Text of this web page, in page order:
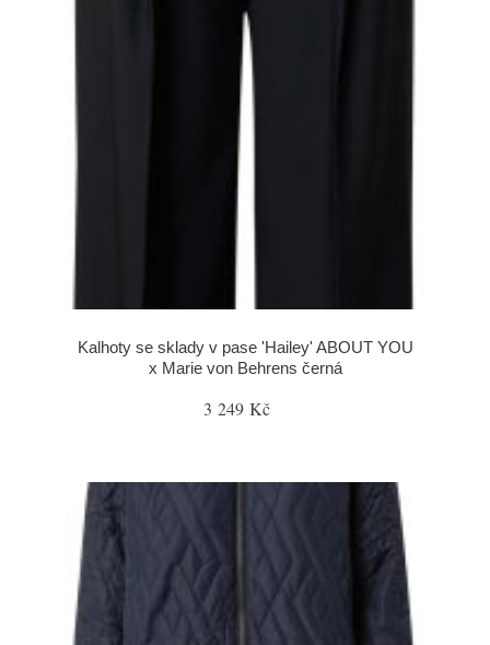
Kalhoty se sklady v pase 'Hailey' ABOUT YOU
x Marie von Behrens černá
3 249 Kč